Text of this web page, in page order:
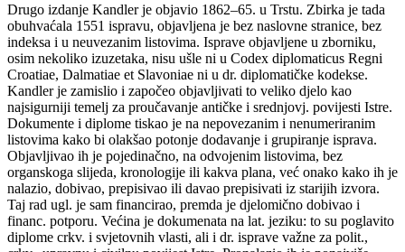
Drugo izdanje Kandler je objavio 1862–65. u Trstu. Zbirka je tada
obuhvaćala 1551 ispravu, objavljena je bez naslovne stranice, bez
indeksa i u neuvezanim listovima. Isprave objavljene u zborniku,
osim nekoliko izuzetaka, nisu ušle ni u Codex diplomaticus Regni
Croatiae, Dalmatiae et Slavoniae ni u dr. diplomatičke kodekse.
Kandler je zamislio i započeo objavljivati to veliko djelo kao
najsigurniji temelj za proučavanje antičke i srednjovj. povijesti Istre.
Dokumente i diplome tiskao je na nepovezanim i nenumeriranim
listovima kako bi olakšao potonje dodavanje i grupiranje isprava.
Objavljivao ih je pojedinačno, na odvojenim listovima, bez
organskoga slijeda, kronologije ili kakva plana, već onako kako ih je
nalazio, dobivao, prepisivao ili davao prepisivati iz starijih izvora.
Taj rad ugl. je sam financirao, premda je djelomično dobivao i
financ. potporu. Većina je dokumenata na lat. jeziku: to su poglavito
diplome crkv. i svjetovnih vlasti, ali i dr. isprave važne za polit.,